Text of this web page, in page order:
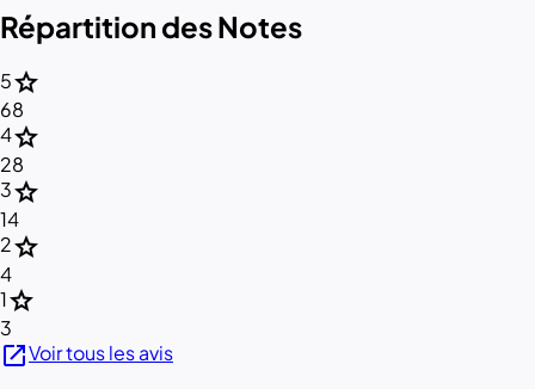
Répartition des Notes
5star
68
4star
28
3star
14
2star
4
1star
3
open_in_newVoir tous les avis